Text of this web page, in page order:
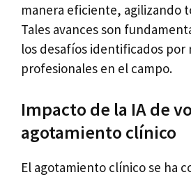
manera eficiente, agilizando
Tales avances son
los desafíos identificados por
profesionales en el campo.
Impacto de la IA de
agotamiento clínico
El agotamiento clínico se ha